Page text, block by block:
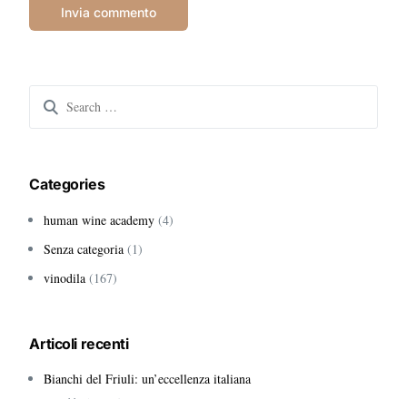
Search
Categories
human wine academy (4)
Senza categoria (1)
vinodila (167)
Articoli recenti
Bianchi del Friuli: un’eccellenza italiana